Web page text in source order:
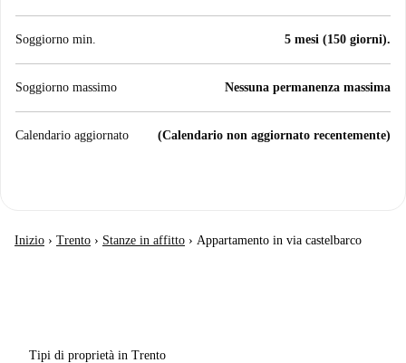
Soggiorno min. 5 mesi (150 giorni).
Soggiorno massimo Nessuna permanenza massima
Calendario aggiornato (Calendario non aggiornato recentemente)
Inizio › Trento › Stanze in affitto › Appartamento in via castelbarco
Tipi di proprietà in Trento